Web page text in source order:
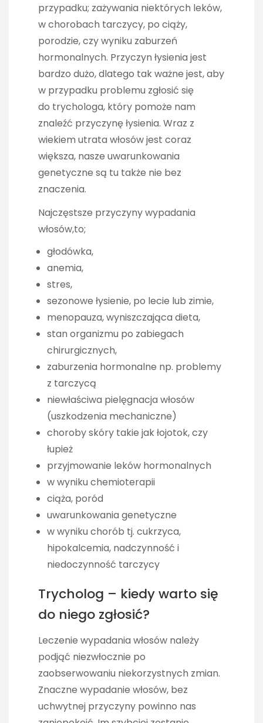
przypadku; zażywania niektórych leków,
w chorobach tarczycy, po ciąży,
porodzie, czy wyniku zaburzeń
hormonalnych. Przyczyn łysienia jest
bardzo dużo, dlatego tak ważne jest, aby
w przypadku problemu zgłosić się
do trychologa, który pomoże nam
znaleźć przyczynę łysienia. Wraz z
wiekiem utrata włosów jest coraz
większa, nasze uwarunkowania
genetyczne są tu także nie bez
znaczenia.
Najczęstsze przyczyny wypadania
włosów,to;
głodówka,
anemia,
stres,
sezonowe łysienie, po lecie lub zimie,
menopauza, wyniszczająca dieta,
stan organizmu po zabiegach
chirurgicznych,
zaburzenia hormonalne np. problemy
z tarczycą
niewłaściwa pielęgnacja włosów
(uszkodzenia mechaniczne)
choroby skóry takie jak łojotok, czy
łupież
przyjmowanie leków hormonalnych
w wyniku chemioterapii
ciąża, poród
uwarunkowania genetyczne
w wyniku chorób tj. cukrzyca,
hipokalcemia, nadczynność i
niedoczynność tarczycy
Trycholog – kiedy warto się
do niego zgłosić?
Leczenie wypadania włosów należy
podjąć niezwłocznie po
zaobserwowaniu niekorzystnych zmian.
Znaczne wypadanie włosów, bez
uchwytnej przyczyny powinno nas